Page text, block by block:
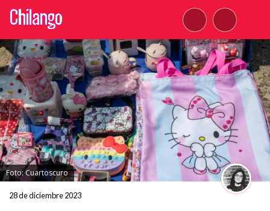
Foto: Cuartoscuro
28 de diciembre 2023